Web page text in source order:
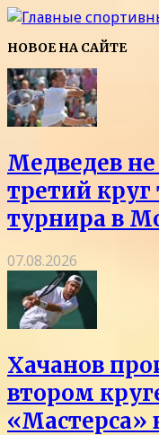
НОВОЕ НА САЙТЕ
Медведев
третий круг
турнира в
07.08.2026
Хачанов
втором
«Мастерса»